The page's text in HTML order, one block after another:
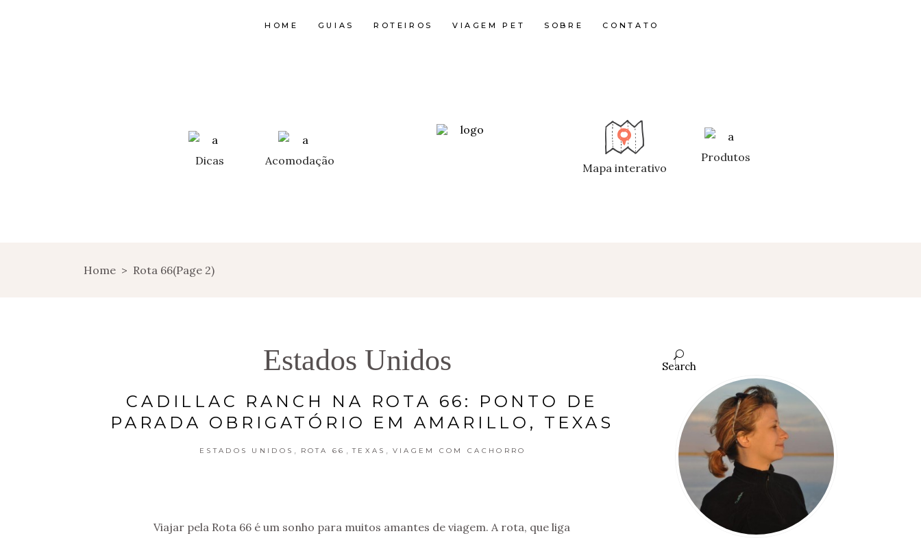
HOME GUIAS ROTEIROS VIAGEM PET SOBRE CONTATO
Dicas Acomodação
Mapa interativo
Produtos
Home > Rota 66(Page 2)
Estados Unidos
CADILLAC RANCH NA ROTA 66: PONTO DE
PARADA OBRIGATÓRIO EM AMARILLO, TEXAS
ESTADOS UNIDOS ROTA 66 TEXAS VIAGEM COM CACHORRO
Viajar pela Rota 66 é um sonho para muitos amantes de viagem. A rota, que liga
Search